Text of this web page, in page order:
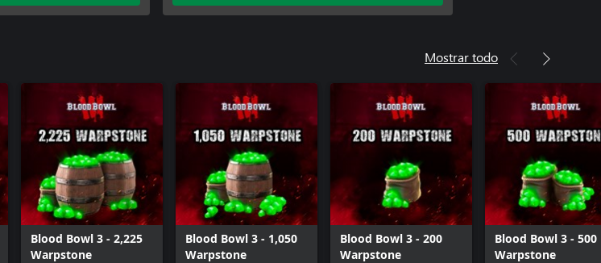
Blood Bowl 3 - Brutal Cheerleader Pack
Mostrar todo
Blood Bowl 3 - 2,225
Warpstone
Blood Bowl 3 - 1,050
Warpstone
Blood Bowl 3 - 200
Warpstone
Blood Bowl 3 - 500
Warpstone